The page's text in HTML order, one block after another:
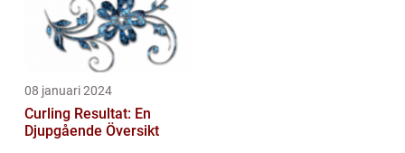
08 januari 2024
Curling Resultat: En
Djupgående Översikt